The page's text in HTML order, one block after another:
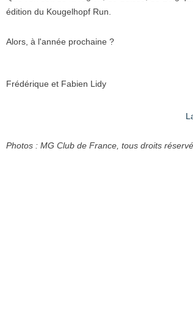
édition du Kougelhopf Run.
Alors, à l'année prochaine ?
Frédérique et Fabien Lidy
Photos : MG Club de France, tous droits